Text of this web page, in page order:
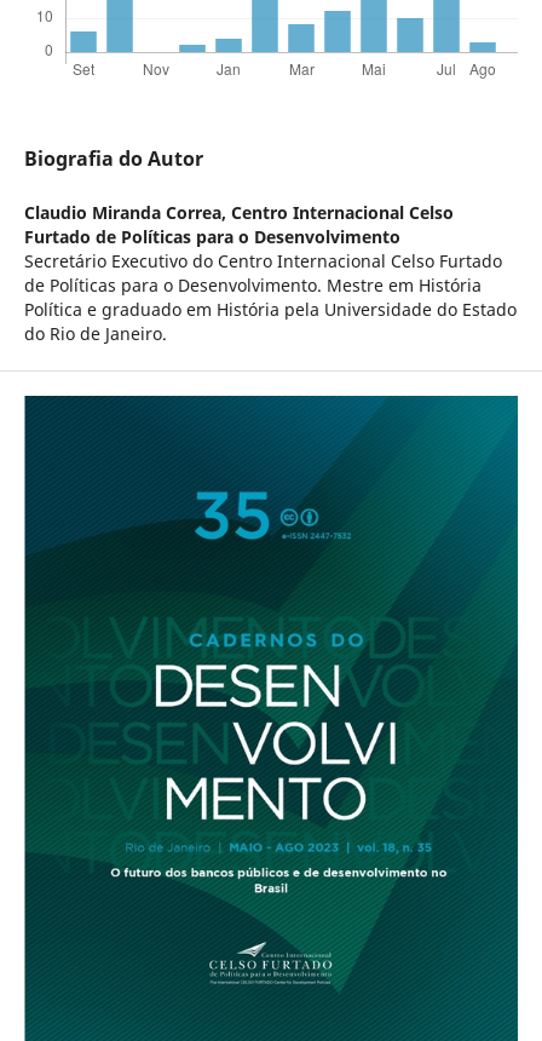
Biografia do Autor
Claudio Miranda Correa, Centro Internacional Celso
Furtado de Políticas para o Desenvolvimento
Secretário Executivo do Centro Internacional Celso Furtado
de Políticas para o Desenvolvimento. Mestre em História
Política e graduado em História pela Universidade do Estado
do Rio de Janeiro.